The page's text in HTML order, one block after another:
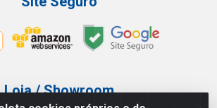
Loja / Showroom